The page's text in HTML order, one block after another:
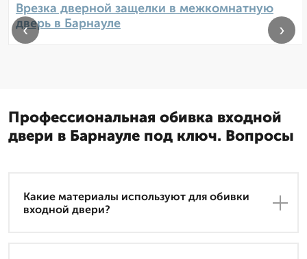
Врезка дверной защелки в межкомнатную
дверь в Барнауле
‹ ›
Профессиональная обивка входной
двери в Барнауле под ключ. Вопросы
Какие материалы используют для обивки
входной двери?